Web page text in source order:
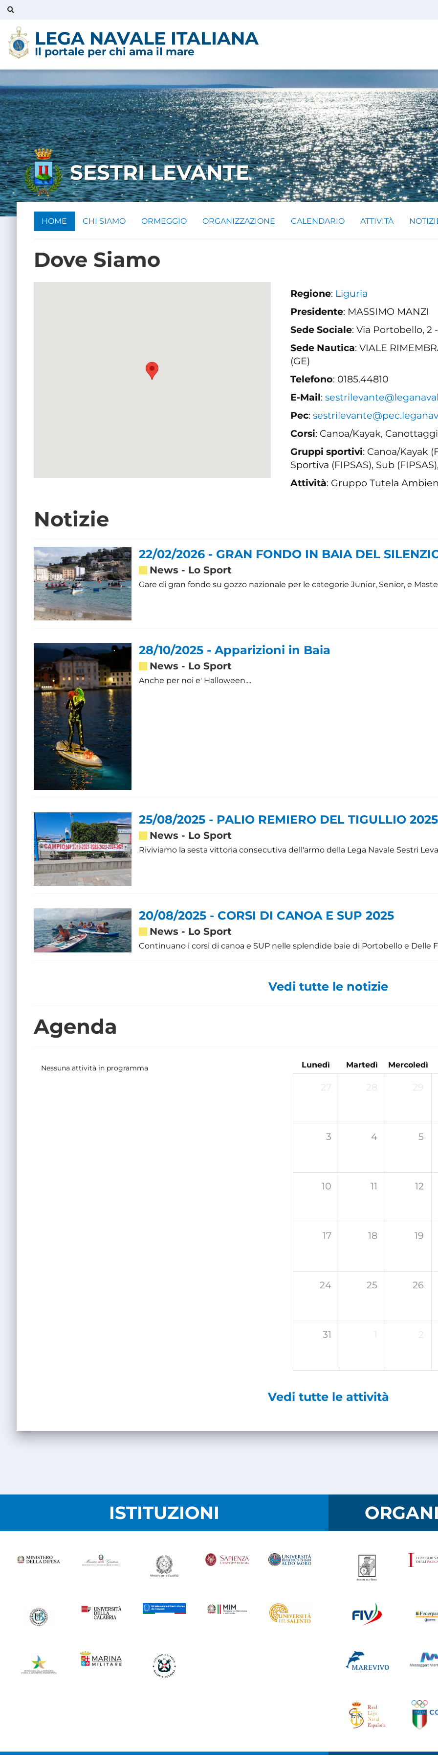
LEGA NAVALE ITALIANA
Il portale per chi ama il mare
SESTRI LEVANTE
HOME CHI SIAMO ORMEGGIO ORGANIZZAZIONE CALENDARIO ATTIVITÀ
Dove Siamo
Regione: Liguria
Presidente: MASSIMO MANZI
Sede Sociale: Via Portobello, 2
Sede Nautica: VIALE
(GE)
Telefono: 0185.44810
E-Mail:
Pec:
Corsi: Canoa/Kayak,
Gruppi sportivi: Canoa/Kayak
Sportiva (FIPSAS), Sub
Attività: Gruppo Tutela
Notizie
22/02/2026 - GRAN FONDO IN BAIA DEL
News - Lo Sport
Gare di gran fondo su gozzo nazionale per le categorie Junior, Senior, e
28/10/2025 - Apparizioni in Baia
News - Lo Sport
Anche per noi e' Halloween....
25/08/2025 - PALIO REMIERO DEL TIGULLIO 2025
News - Lo Sport
Riviviamo la sesta vittoria consecutiva dell'armo della Lega Navale Sestri
20/08/2025 - CORSI DI CANOA E SUP 2025
News - Lo Sport
Continuano i corsi di canoa e SUP nelle splendide baie di Portobello e Delle
Vedi tutte le notizie
Agenda
Nessuna attività in programma Lunedì Martedì Mercoledì
27 28 29
3 4 5
10 11 12
17 18 19
24 25 26
31 1 2
Vedi tutte le attività
ISTITUZIONI